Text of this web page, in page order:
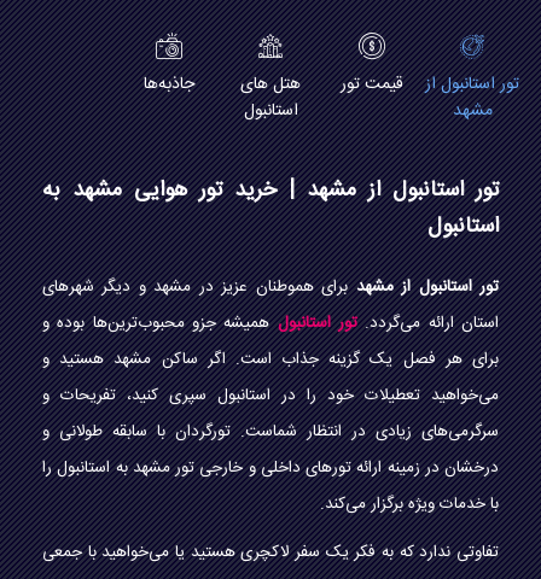
تور استانبول از
مشهد
قیمت تور
هتل های
استانبول
جاذبه‌ها
تور استانبول از مشهد | خرید تور هوایی مشهد به
استانبول
تور استانبول از مشهدبرای هموطنان عزیز در مشهد و دیگر شهر‌های
استان ارائه می‌گردد.تور استانبولهمیشه جزو محبوب‌ترین‌ها بوده و
برای هر فصل یک گزینه جذاب است. اگر ساکن مشهد هستید و
می‌خواهید تعطیلات خود را در استانبول سپری کنید، تفریحات و
سرگرمی‌های زیادی در انتظار شماست. تورگردان با سابقه طولانی و
درخشان در زمینه ارائه تور‌های داخلی و خارجی تور مشهد به استانبول را
با خدمات ویژه برگزار می‌کند.
تفاوتی ندارد که به فکر یک سفر لاکچری هستید یا می‌خواهید با جمعی